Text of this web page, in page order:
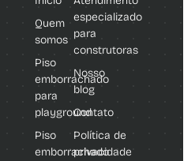
Quem
somos
Piso
emborrachado
para
playground
Piso
emborrachado
especializado
para
construtoras
Nosso
blog
Contato
Política de
privacidade